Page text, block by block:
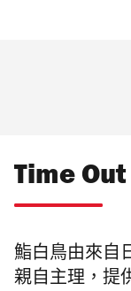
Time
鮨白鳥由來自
親自主理，提